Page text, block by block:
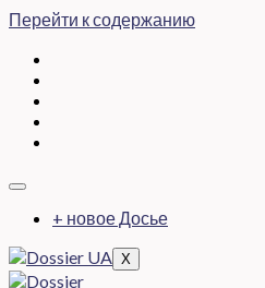
Перейти к содержанию
+ новое Досье
X